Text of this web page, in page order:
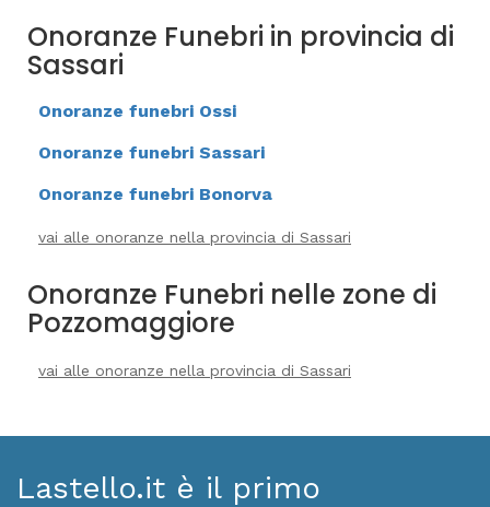
Onoranze Funebri in provincia di
Sassari
Onoranze funebri Ossi
Onoranze funebri Sassari
Onoranze funebri Bonorva
vai alle onoranze nella provincia di Sassari
Onoranze Funebri nelle zone di
Pozzomaggiore
vai alle onoranze nella provincia di Sassari
Lastello.it è il primo